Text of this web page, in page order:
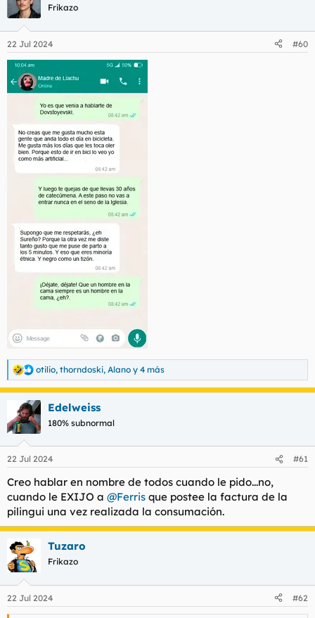
Frikazo
22 Jul 2024 #60
R
e
a
c
i
e
:
otilio, thorndoski, Alano y 4 más
Edelweiss
180% subnormal
22 Jul 2024 #61
Creo hablar en nombre de todos cuando le pido...no,
cuando le EXIJO a @Ferris que postee la factura de la
pilingui una vez realizada la consumación.
Tuzaro
Frikazo
22 Jul 2024 #62